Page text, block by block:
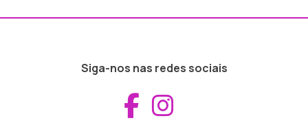
Siga-nos nas redes sociais
Aceder ao